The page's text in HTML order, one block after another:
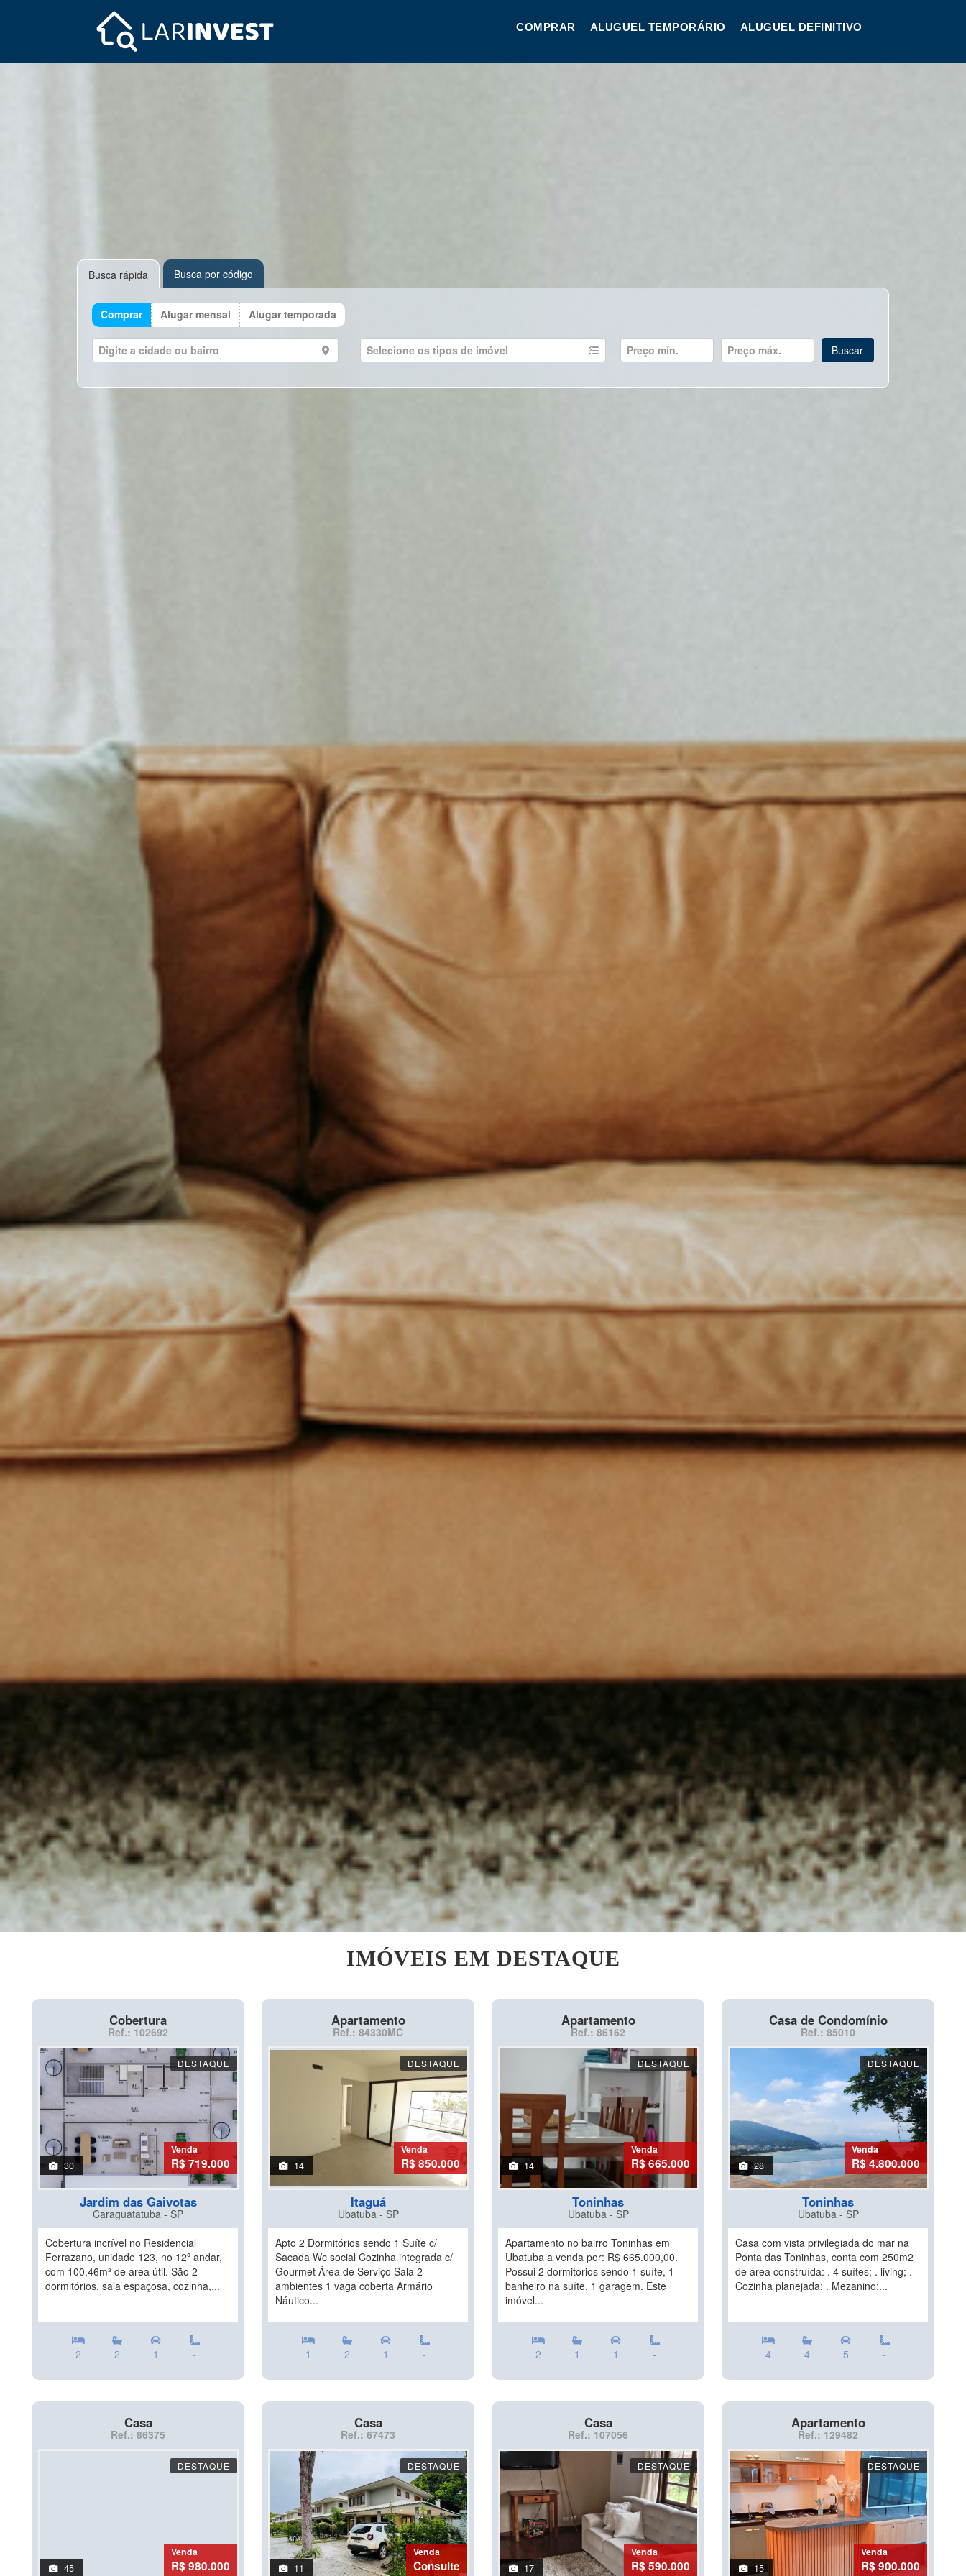
COMPRAR ALUGUEL TEMPORÁRIO ALUGUEL DEFINITIVO
Busca rápida Busca por código
Comprar Alugar mensal Alugar temporada
IMÓVEIS EM DESTAQUE
Cobertura
Ref.: 102692
DESTAQUE
30
Venda
R$ 719.000
Jardim das Gaivotas
Caraguatatuba - SP
Cobertura incrível no Residencial
Ferrazano, unidade 123, no 12º andar,
com 100,46m² de área útil. São 2
dormitórios, sala espaçosa, cozinha,...
2 2 1 -
Apartamento
Ref.: 84330MC
DESTAQUE
14
Venda
R$ 850.000
Itaguá
Ubatuba - SP
Apto 2 Dormitórios sendo 1 Suíte c/
Sacada Wc social Cozinha integrada c/
Gourmet Área de Serviço Sala 2
ambientes 1 vaga coberta Armário
Náutico...
1 2 1 -
Apartamento
Ref.: 86162
DESTAQUE
14
Venda
R$ 665.000
Toninhas
Ubatuba - SP
Apartamento no bairro Toninhas em
Ubatuba a venda por: R$ 665.000,00.
Possui 2 dormitórios sendo 1 suíte, 1
banheiro na suíte, 1 garagem. Este
imóvel...
2 1 1 -
Casa de Condomínio
Ref.: 85010
DESTAQUE
28
Venda
R$ 4.800.000
Toninhas
Ubatuba - SP
Casa com vista privilegiada do mar na
Ponta das Toninhas, conta com 250m2
de área construída: . 4 suítes; . living; .
Cozinha planejada; . Mezanino;...
4 4 5 -
Casa
Ref.: 86375
DESTAQUE
45
Venda
R$ 980.000
Casa
Ref.: 67473
DESTAQUE
11
Venda
Consulte
Casa
Ref.: 107056
DESTAQUE
17
Venda
R$ 590.000
Apartamento
Ref.: 129482
DESTAQUE
15
Venda
R$ 900.000